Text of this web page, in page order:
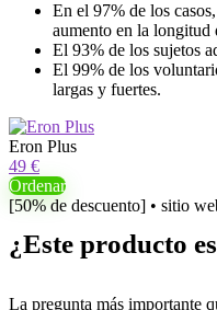
En el 97% de los
aumento en la longitud
El 93% de los sujetos
El 99% de los
largas y fuertes.
Eron Plus
49 €
Ordenar
[50% de descuento] • sitio
¿Este producto
La pregunta más importante